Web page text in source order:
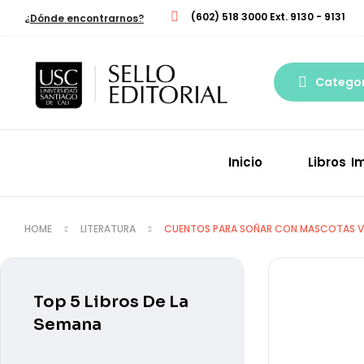
¿Dónde encontrarnos? (602) 518 3000 Ext. 9130 - 9131
Inicio Libros
HOME LITERATURA CUENTOS PARA SOÑAR CON MASCOTAS
Top 5 Libros De La
Semana